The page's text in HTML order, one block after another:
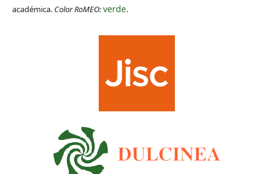
académica. Color RoMEO:verde.